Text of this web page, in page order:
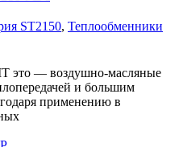
ST2150, Теплообменники
это — воздушно-масляные
и большим
применению в